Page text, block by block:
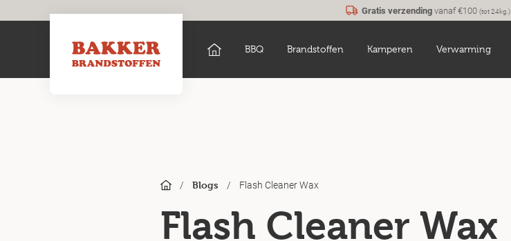
Gratis verzendingvanaf €100 (tot 24kg.)
BBQ Brandstoffen Kamperen Verwarming
/ Blogs / Flash Cleaner Wax
Flash Cleaner Wax